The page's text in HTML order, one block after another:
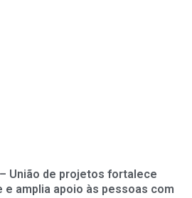
União de projetos fortalece
e amplia apoio às pessoas com